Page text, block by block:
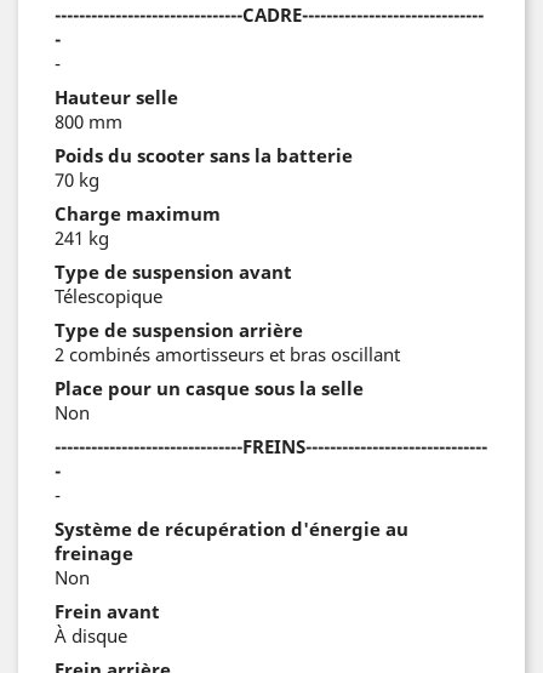
-------------------------------CADRE------------------------------
-
-
Hauteur selle
800 mm
Poids du scooter sans la batterie
70 kg
Charge maximum
241 kg
Type de suspension avant
Télescopique
Type de suspension arrière
2 combinés amortisseurs et bras oscillant
Place pour un casque sous la selle
Non
-------------------------------FREINS------------------------------
-
-
Système de récupération d'énergie au
freinage
Non
Frein avant
À disque